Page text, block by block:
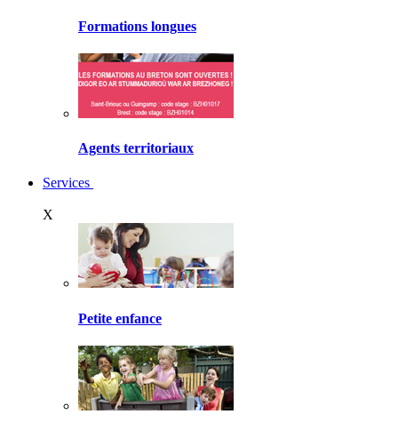
Formations longues
Agents territoriaux
Services
X
Petite enfance